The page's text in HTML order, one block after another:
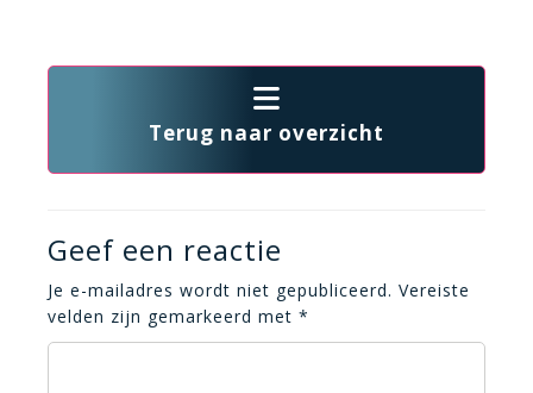
Terug naar overzicht
Geef een reactie
Je e-mailadres wordt niet gepubliceerd. Vereiste
velden zijn gemarkeerd met *